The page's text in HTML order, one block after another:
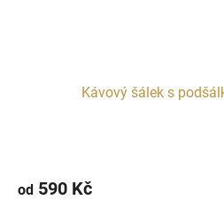
Kávový šálek s
od 590 Kč